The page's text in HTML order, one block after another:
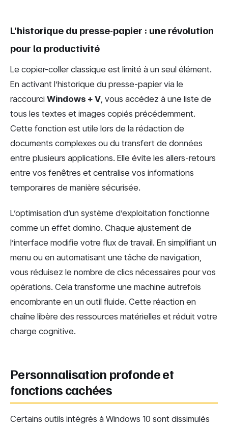
L’historique du presse-papier : une révolution
pour la productivité
Le copier-coller classique est limité à un seul élément.
En activant l’historique du presse-papier via le
raccourci Windows + V, vous accédez à une liste de
tous les textes et images copiés précédemment.
Cette fonction est utile lors de la rédaction de
documents complexes ou du transfert de données
entre plusieurs applications. Elle évite les allers-retours
entre vos fenêtres et centralise vos informations
temporaires de manière sécurisée.
L’optimisation d’un système d’exploitation fonctionne
comme un effet domino. Chaque ajustement de
l’interface modifie votre flux de travail. En simplifiant un
menu ou en automatisant une tâche de navigation,
vous réduisez le nombre de clics nécessaires pour vos
opérations. Cela transforme une machine autrefois
encombrante en un outil fluide. Cette réaction en
chaîne libère des ressources matérielles et réduit votre
charge cognitive.
Personnalisation profonde et
fonctions cachées
Certains outils intégrés à Windows 10 sont dissimulés